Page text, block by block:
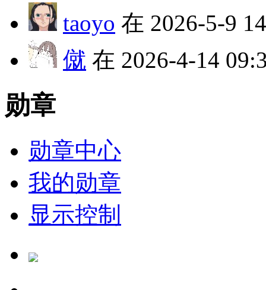
taoyo 在 2026-5-9
僦 在 2026-4-14
勋章
勋章中心
我的勋章
显示控制